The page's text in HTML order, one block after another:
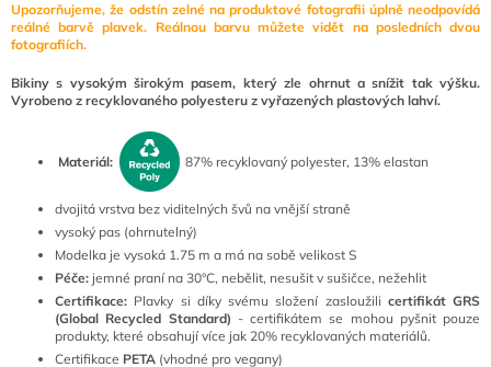
Upozorňujeme, že odstín zelné na produktové fotografii úplně neodpovídá
reálné barvě plavek. Reálnou barvu můžete vidět na posledních dvou
fotografiích.
Bikiny s vysokým širokým pasem, který zle ohrnut a snížit tak výšku.
Vyrobeno z recyklovaného polyesteru z vyřazených plastových lahví.
Materiál: 87% recyklovaný polyester, 13% elastan
dvojitá vrstva bez viditelných švů na vnější straně
vysoký pas (ohrnutelný)
Modelka je vysoká 1.75 m a má na sobě velikost S
Péče: jemné praní na 30°C, nebělit, nesušit v sušičce, nežehlit
Certifikace: Plavky si díky svému složení zasloužili certifikát GRS
(Global Recycled Standard) - certifikátem se mohou pyšnit pouze
produkty, které obsahují více jak 20% recyklovaných materiálů.
Certifikace PETA (vhodné pro vegany)